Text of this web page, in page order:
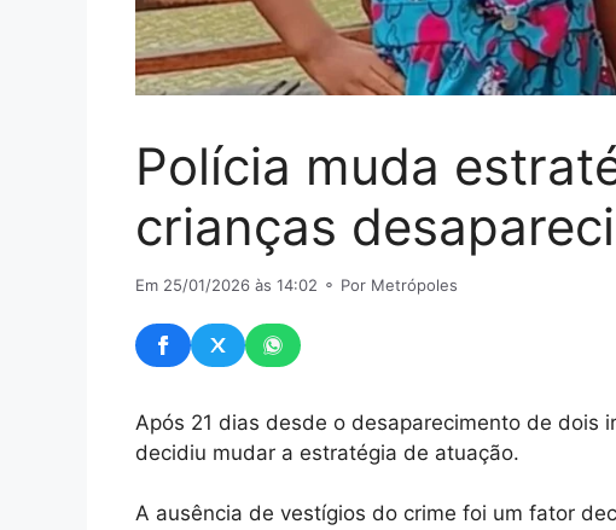
Polícia muda
crianças
Em 25/01/2026 às 14:02 ⚬ Por Metrópoles
Após 21 dias desde o desaparecimento de dois
decidiu mudar a estratégia de atuação.
A ausência de vestígios do crime foi um fator